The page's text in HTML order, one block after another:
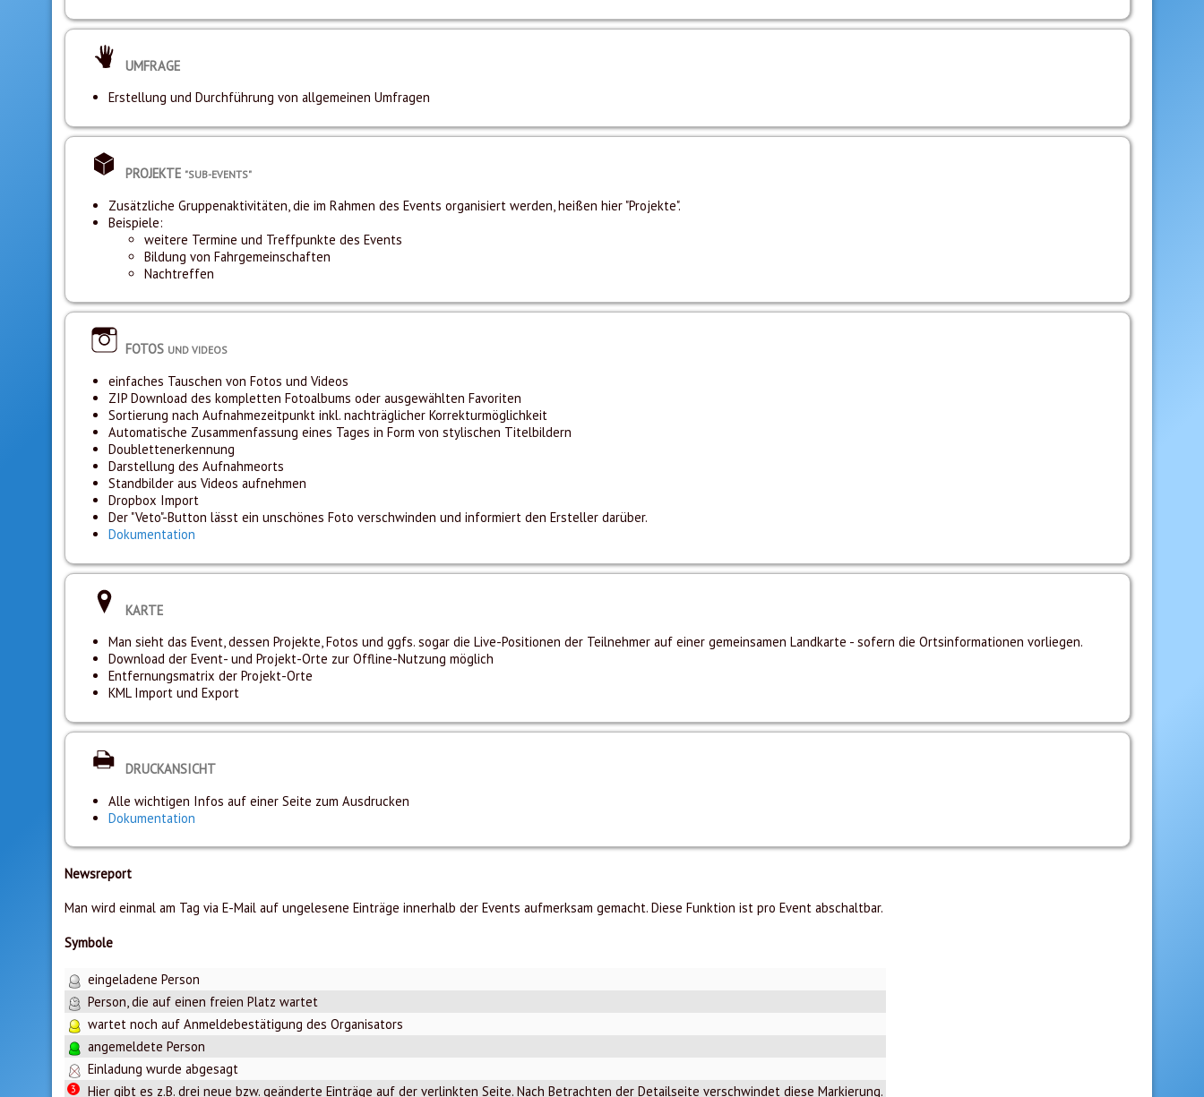
UMFRAGE
Erstellung und Durchführung von allgemeinen Umfragen
PROJEKTE "SUB-EVENTS"
Zusätzliche Gruppenaktivitäten, die im Rahmen des Events organisiert werden, heißen hier "Projekte".
Beispiele:
weitere Termine und Treffpunkte des Events
Bildung von Fahrgemeinschaften
Nachtreffen
FOTOS UND VIDEOS
einfaches Tauschen von Fotos und Videos
ZIP Download des kompletten Fotoalbums oder ausgewählten Favoriten
Sortierung nach Aufnahmezeitpunkt inkl. nachträglicher Korrekturmöglichkeit
Automatische Zusammenfassung eines Tages in Form von stylischen Titelbildern
Doublettenerkennung
Darstellung des Aufnahmeorts
Standbilder aus Videos aufnehmen
Dropbox Import
Der "Veto"-Button lässt ein unschönes Foto verschwinden und informiert den Ersteller darüber.
Dokumentation
KARTE
Man sieht das Event, dessen Projekte, Fotos und ggfs. sogar die Live-Positionen der Teilnehmer auf einer gemeinsamen Landkarte - sofern die Ortsinformationen vorliegen.
Download der Event- und Projekt-Orte zur Offline-Nutzung möglich
Entfernungsmatrix der Projekt-Orte
KML Import und Export
DRUCKANSICHT
Alle wichtigen Infos auf einer Seite zum Ausdrucken
Dokumentation
Newsreport
Man wird einmal am Tag via E-Mail auf ungelesene Einträge innerhalb der Events aufmerksam gemacht. Diese Funktion ist pro Event abschaltbar.
Symbole
eingeladene Person
Person, die auf einen freien Platz wartet
wartet noch auf Anmeldebestätigung des Organisators
angemeldete Person
Einladung wurde abgesagt
3 Hier gibt es z.B. drei neue bzw. geänderte Einträge auf der verlinkten Seite. Nach Betrachten der Detailseite verschwindet diese Markierung.